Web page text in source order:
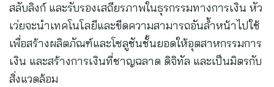
สลับลิงก์ และรับรองเสถียรภาพในธุรกรรมทางการเงิน หัว
เว่ยจะนำเทคโนโลยีและขีดความสามารถอันล้ำหน้าไปใช้
เพื่อสร้างผลิตภัณฑ์และโซลูชันชั้นยอดให้อุตสาหกรรมการ
เงิน และสร้างการเงินที่ชาญฉลาด ดิจิทัล และเป็นมิตรกับ
สิ่งแวดล้อม